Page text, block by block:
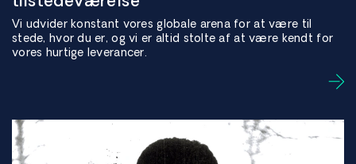
Vi udvider konstant vores globale arena for at være til
stede, hvor du er, og vi er altid stolte af at være kendt for
vores hurtige leverancer.